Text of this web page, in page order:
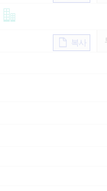
복사